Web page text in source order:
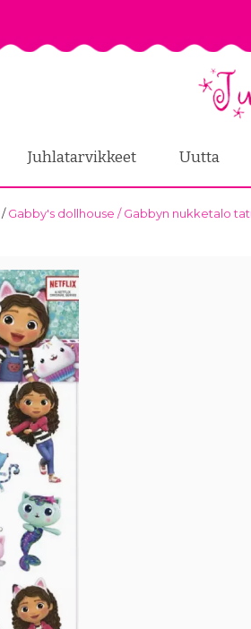
Juhlatarvikkeet Uutta
/Gabby's dollhouse / Gabbyn nukketalo